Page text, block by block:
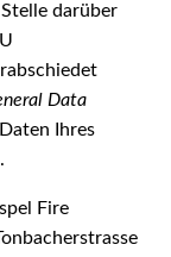
darüber
Data
Ihres
Fire